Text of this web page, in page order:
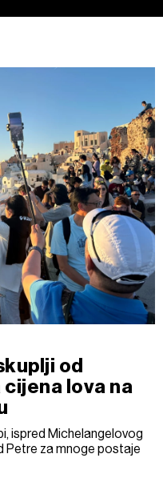
od
lova na
ispred Michelangelovog
Petre za mnoge postaje